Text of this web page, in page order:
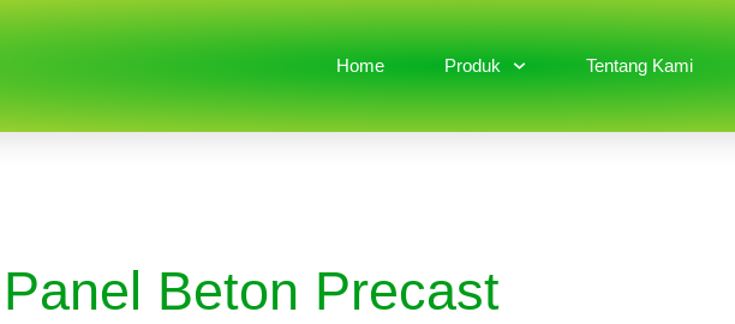
Home Produk Tentang Kami
Beton Precast